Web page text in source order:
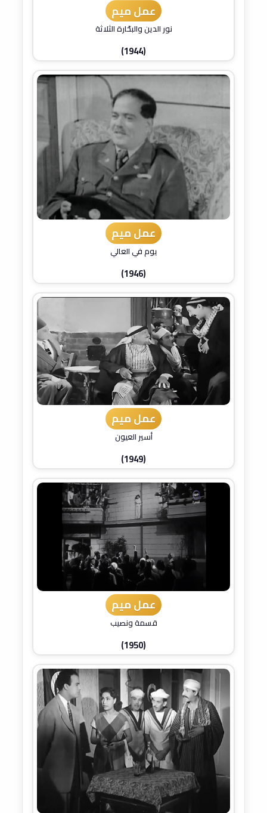
عمل ميم
نور الدين والبحّارة الثلاثة
(1944)
عمل ميم
يوم في العالي
(1946)
عمل ميم
أسير العيون
(1949)
عمل ميم
قسمة ونصيب
(1950)